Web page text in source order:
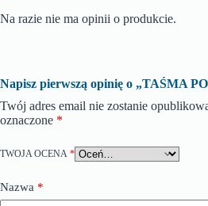
Na razie nie ma opinii o produkcie.
Napisz pierwszą opinię o „TAŚMA
Twój adres email nie zostanie
oznaczone *
TWOJA OCENA *
Nazwa *